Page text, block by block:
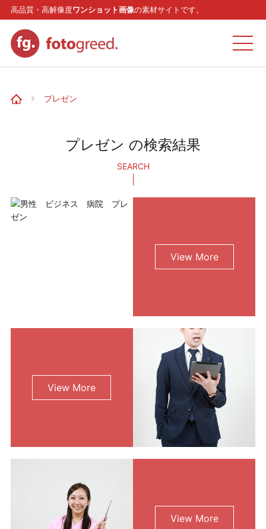
高品質・高解像度ワンショット画像の素材サイトです。
リクエスト
プレゼン
プレゼン の検索結果
SEARCH
View More
View More
View More